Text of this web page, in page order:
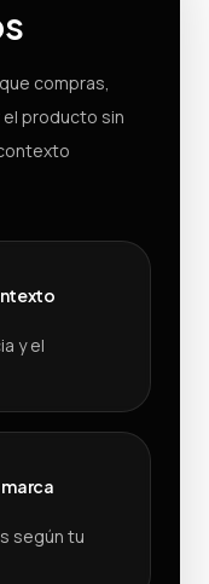
compras,
el producto sin
y el
según tu